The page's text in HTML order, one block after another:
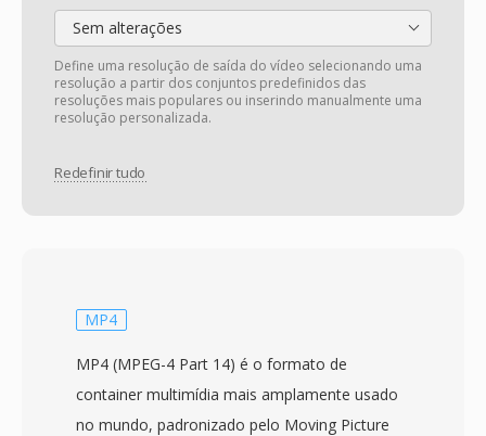
Sem alterações
Define uma resolução de saída do vídeo selecionando uma
resolução a partir dos conjuntos predefinidos das
resoluções mais populares ou inserindo manualmente uma
resolução personalizada.
Redefinir tudo
MP4
MP4 (MPEG-4 Part 14) é o formato de
container multimídia mais amplamente usado
no mundo, padronizado pelo Moving Picture